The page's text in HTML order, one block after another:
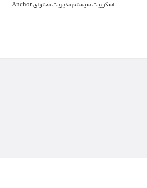
اسکریپت سیستم مدیریت محتوای Anchor